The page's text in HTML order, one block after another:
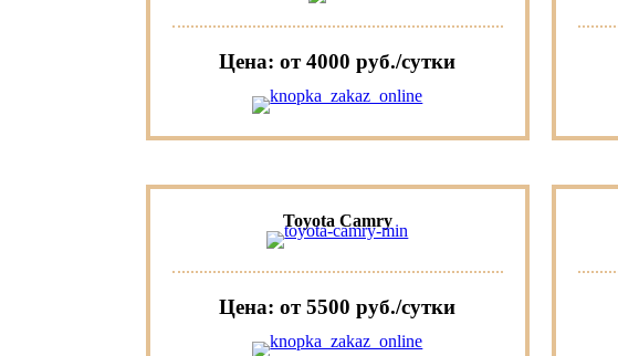
Цена: от 4000 руб./сутки
Toyota Camry
Цена: от 5500 руб./сутки